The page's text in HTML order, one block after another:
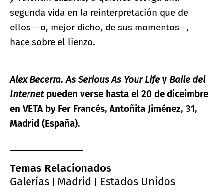
segunda vida en la reinterpretación que de
ellos —o, mejor dicho, de sus momentos—,
hace sobre el lienzo.
Alex Becerra. As Serious As Your Life y Baile del
Internet pueden verse hasta el 20 de diceimbre
en VETA by Fer Francés, Antoñita Jiménez, 31,
Madrid (España).
Temas Relacionados
Galerías
Madrid Estados Unidos